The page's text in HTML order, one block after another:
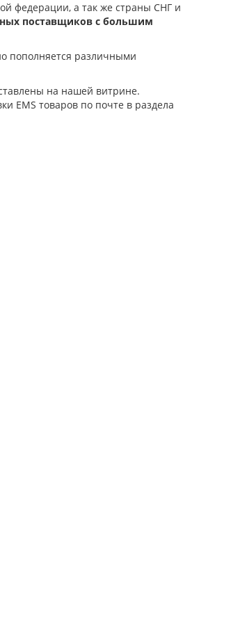
федерации, а так же страны СНГ и
поставщиков с большим
пополняется различными
на нашей витрине.
EMS товаров по почте в раздела